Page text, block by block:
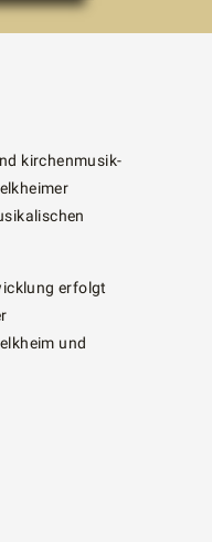
kirchenmusik-
erfolgt
und